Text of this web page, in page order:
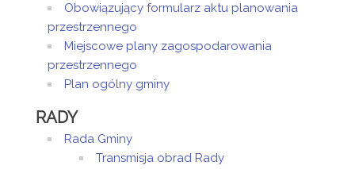
Obowiązujący formularz aktu planowania
przestrzennego
Miejscowe plany zagospodarowania
przestrzennego
Plan ogólny gminy
RADY
Rada Gminy
Transmisja obrad Rady